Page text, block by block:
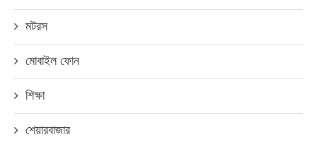
মটরস
মোবাইল ফোন
শিক্ষা
শেয়ারবাজার